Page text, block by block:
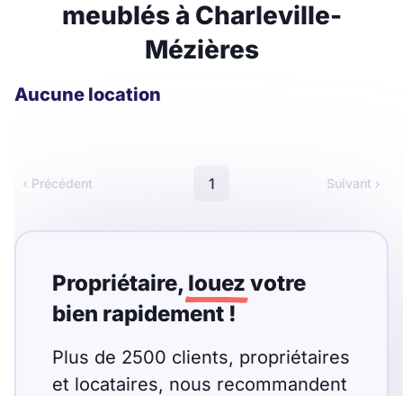
Résidence étudiante
Meublé ?
Montant du loyer
€
Nombre de pièces
T1 T1 bis
meublés à Charleville-
Mézières
Aucune location
‹ Précédent 1 Suivant ›
Propriétaire, louez votre
bien rapidement !
Plus de 2500 clients, propriétaires
et locataires, nous recommandent